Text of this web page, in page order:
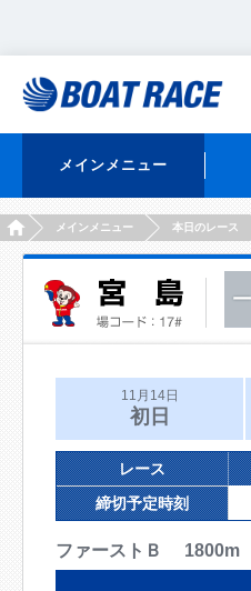
メインメニュー
HOMEメインメニュー 本日のレース
11月14日
初日
レース
締切予定時刻
ファーストＢ 1800m